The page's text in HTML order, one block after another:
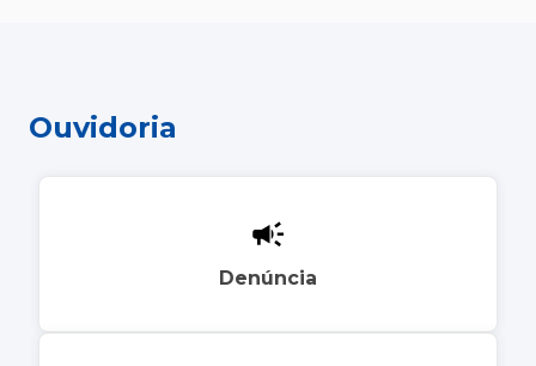
Ouvidoria
Denúncia